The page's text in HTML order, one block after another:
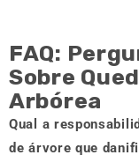
FAQ:
Sobre
Arbórea
Qual a
de árvore que